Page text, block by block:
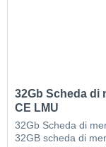
32Gb Scheda di
CE LMU
32Gb Scheda di
32GB scheda di